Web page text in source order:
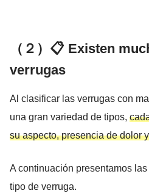
（２）📋 Existen
verrugas
Al clasificar las verrugas con
una gran variedad de tipos,
su aspecto, presencia de dolor
A continuación presentamos
tipo de verruga.